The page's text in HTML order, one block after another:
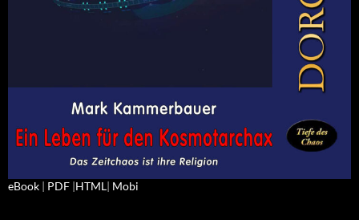
eBook | PDF |HTML| Mobi